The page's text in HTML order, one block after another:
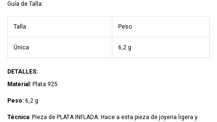
Guía de Talla:
Talla Peso
Única 6,2 g
DETALLES:
Material: Plata 925
Peso: 6,2 g
Técnica: Pieza de PLATA INFLADA. Hace a esta pieza de joyeria ligera y